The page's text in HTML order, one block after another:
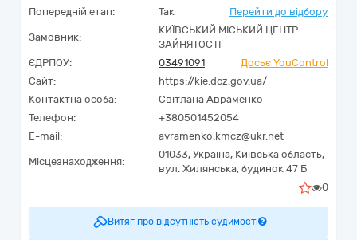
Попередній етап:
Так Перейти до відбору
Замовник:
КИЇВСЬКИЙ МІСЬКИЙ ЦЕНТР
ЗАЙНЯТОСТІ
ЄДРПОУ:
03491091
Досьє YouControl
Сайт:
https://kie.dcz.gov.ua/
Контактна особа:
Світлана Авраменко
Телефон:
+380501452054
E-mail:
avramenko.kmcz@ukr.net
Місцезнаходження:
01033, Україна, Київська область,
вул. Жилянська, будинок 47 Б
0
Витяг про відсутність судимості